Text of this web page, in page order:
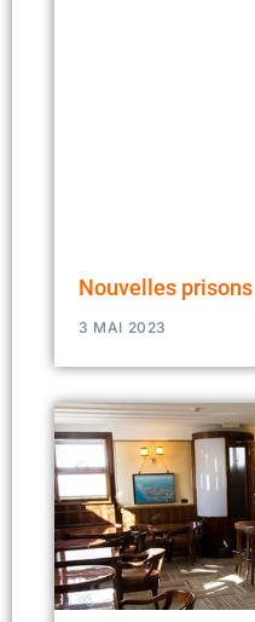
Nouvelles prisons
3 MAI 2023